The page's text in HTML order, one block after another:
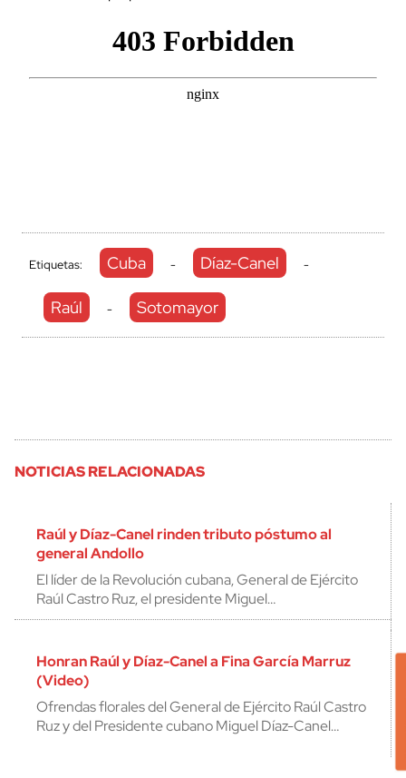
Etiquetas: Cuba - Díaz-Canel -
Raúl - Sotomayor
NOTICIAS RELACIONADAS
Raúl y Díaz-Canel rinden tributo póstumo al
general Andollo
El líder de la Revolución cubana, General de Ejército
Raúl Castro Ruz, el presidente Miguel…
Honran Raúl y Díaz-Canel a Fina García Marruz
(Video)
Ofrendas florales del General de Ejército Raúl Castro
Ruz y del Presidente cubano Miguel Díaz-Canel…